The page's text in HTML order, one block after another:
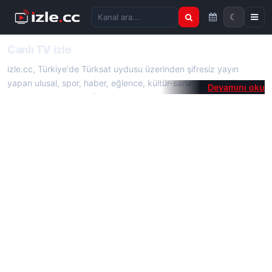
Kanal ara
☾
izle.cc, Türkiye'de Türksat uydusu üzerinden şifresiz yayın
yapan ulusal, spor, haber, eğlence, kültür-sanat ve yerel TV
kanallarını tek bir platformda izleyicilerle buluşturur. Herhangi bir